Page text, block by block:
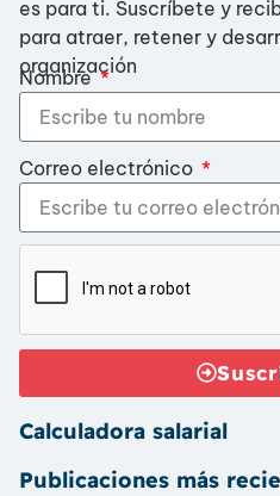
es para ti. Suscríbete y
para atraer, retener y
organización
Nombre
Correo electrónico
Calculadora salarial
Publicaciones más